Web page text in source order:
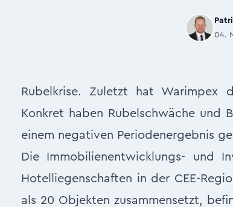
04.
Rubelkrise. Zuletzt hat Warimpex
Konkret haben Rubelschwäche und
einem negativen Periodenergebnis
Die Immobilienentwicklungs- und
Hotelliegenschaften in der CEE-
als 20 Objekten zusammensetzt,